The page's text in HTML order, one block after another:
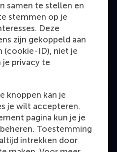
samen te stellen en
stemmen op je
Deze
zijn gekoppeld aan
(cookie-ID), niet je
je privacy te
knoppen kan je
je wilt accepteren.
pagina kun je je
Toestemming
intrekken door